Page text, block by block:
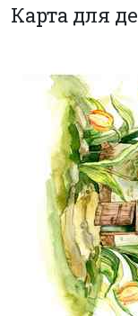
Карта для